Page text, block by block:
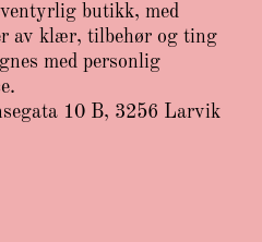
butikk, med
av klær, tilbehør og ting
med personlig
10 B, 3256 Larvik